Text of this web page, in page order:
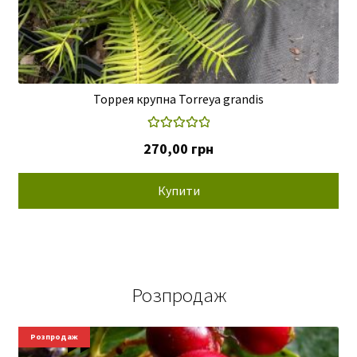
Торрея крупна Torreya grandis
5.00 з 5
270,00 грн
Купити
Розпродаж
Новинки
Розпродаж